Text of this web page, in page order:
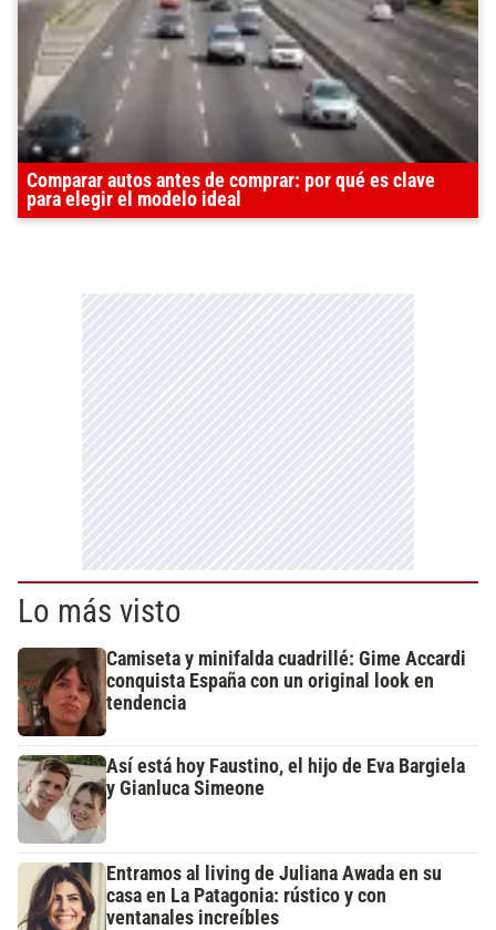
Comparar autos antes de comprar: por qué es clave
para elegir el modelo ideal
Lo más visto
Camiseta y minifalda cuadrillé: Gime Accardi
conquista España con un original look en
tendencia
Así está hoy Faustino, el hijo de Eva Bargiela
y Gianluca Simeone
Entramos al living de Juliana Awada en su
casa en La Patagonia: rústico y con
ventanales increíbles